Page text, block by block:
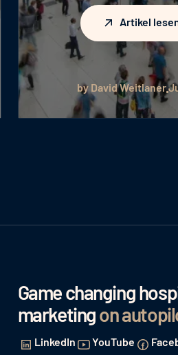
Artikel lesen
Artikel
by David Weitlaner
Game changing
marketingon
LinkedIn YouTube